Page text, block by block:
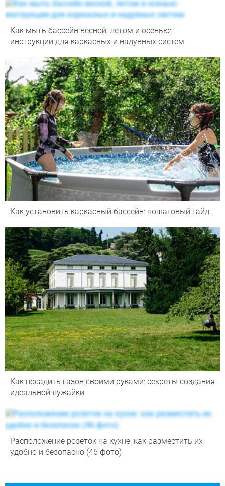
Как мыть бассейн весной, летом и осенью:
инструкции для каркасных и надувных систем
Как установить каркасный бассейн: пошаговый гайд
Как посадить газон своими руками: секреты создания
идеальной лужайки
Расположение розеток на кухне: как разместить их
удобно и безопасно (46 фото)